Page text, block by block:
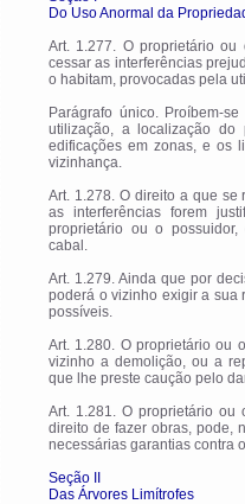
Do Uso Anormal da
Art. 1.277. O proprietário
cessar as interferências
o habitam, provocadas pela
Parágrafo único. Proíbem-
utilização, a localização do
edificações em zonas, e os
vizinhança.
Art. 1.278. O direito a que
as interferências forem
proprietário ou o
cabal.
Art. 1.279. Ainda que por
poderá o vizinho exigir a sua
possíveis.
Art. 1.280. O proprietário ou
vizinho a demolição, ou a
que lhe preste caução pelo
Art. 1.281. O proprietário
direito de fazer obras, pode,
necessárias garantias contra
Seção II
Das Árvores Limítrofes